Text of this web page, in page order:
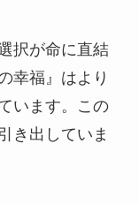
択が命に直結
幸福』はより
います。この
き出していま